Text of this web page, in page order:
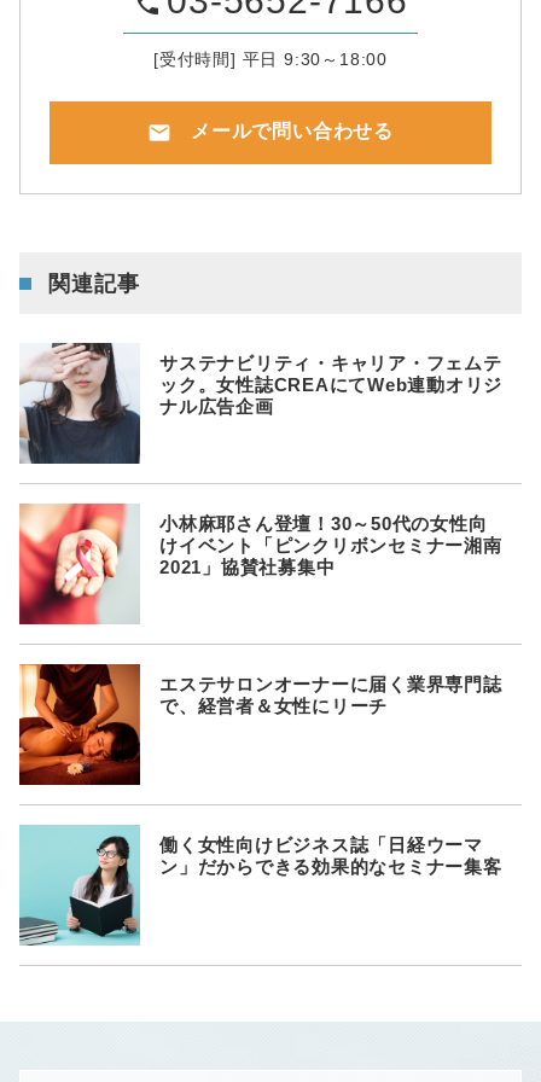
[受付時間] 平日 9:30～18:00
mail メールで問い合わせる
関連記事
サステナビリティ・キャリア・フェムテ
ック。女性誌CREAにてWeb連動オリジ
ナル広告企画
小林麻耶さん登壇！30～50代の女性向
けイベント「ピンクリボンセミナー湘南
2021」協賛社募集中
エステサロンオーナーに届く業界専門誌
で、経営者＆女性にリーチ
働く女性向けビジネス誌「日経ウーマ
ン」だからできる効果的なセミナー集客